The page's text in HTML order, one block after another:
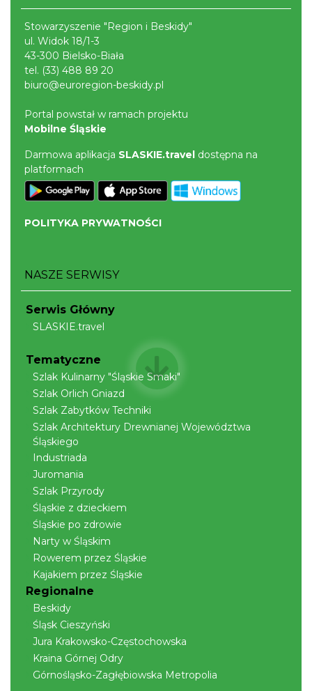
Stowarzyszenie "Region i Beskidy"
ul. Widok 18/1-3
43-300 Bielsko-Biała
tel. (33) 488 89 20
biuro@euroregion-beskidy.pl
Portal powstał w ramach projektu
Mobilne Śląskie
Darmowa aplikacja SLASKIE.travel dostępna na
platformach
POLITYKA PRYWATNOŚCI
NASZE SERWISY
Serwis Główny
SLASKIE.travel
Tematyczne
Szlak Kulinarny "Śląskie Smaki"
Szlak Orlich Gniazd
Szlak Zabytków Techniki
Szlak Architektury Drewnianej Województwa
Śląskiego
Industriada
Juromania
Szlak Przyrody
Śląskie z dzieckiem
Śląskie po zdrowie
Narty w Śląskim
Rowerem przez Śląskie
Kajakiem przez Śląskie
Regionalne
Beskidy
Śląsk Cieszyński
Jura Krakowsko-Częstochowska
Kraina Górnej Odry
Górnośląsko-Zagłębiowska Metropolia